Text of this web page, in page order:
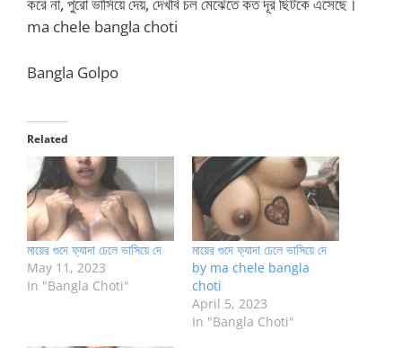
ma chele bangla choti
Bangla Golpo
Related
মায়ের গুদে ফ্যাদা ঢেলে ভাসিয়ে দে
May 11, 2023
In "Bangla Choti"
মায়ের গুদে ফ্যাদা ঢেলে ভাসিয়ে দে
by ma chele bangla
choti
April 5, 2023
In "Bangla Choti"